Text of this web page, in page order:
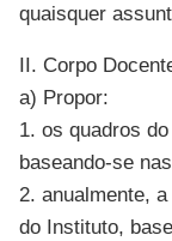
quaisquer
II. Corpo
a) Propor:
1. os quadros
baseando-se
2. anualmente,
do Instituto,